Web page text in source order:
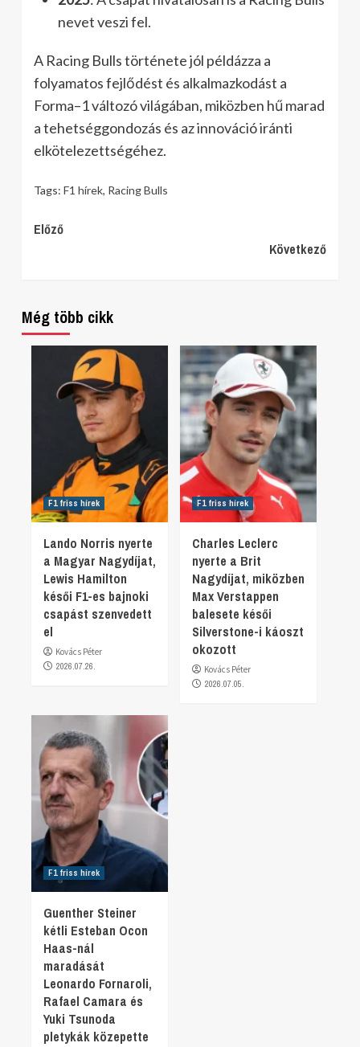
nevet veszi fel.
A Racing Bulls története jól példázza a
folyamatos fejlődést és alkalmazkodást a
Forma–1 változó világában, miközben hű marad
a tehetséggondozás és az innováció iránti
elkötelezettségéhez.
Tags: F1 hírek, Racing Bulls
Continue
Előző
Következő
Még több cikk
F1 friss hírek
Lando Norris nyerte
a Magyar Nagydíjat,
Lewis Hamilton
késői F1-es bajnoki
csapást szenvedett
el
Kovács Péter
2026.07.26.
F1 friss hírek
Charles Leclerc
nyerte a Brit
Nagydíjat, miközben
Max Verstappen
balesete késői
Silverstone-i káoszt
okozott
Kovács Péter
2026.07.05.
F1 friss hírek
Guenther Steiner
kétli Esteban Ocon
Haas-nál
maradását
Leonardo Fornaroli,
Rafael Camara és
Yuki Tsunoda
pletykák közepette